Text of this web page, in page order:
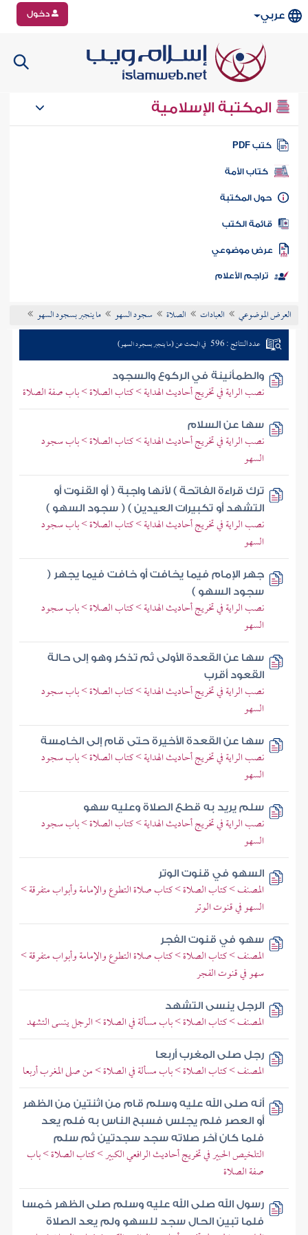
عربي دخول
المكتبة الإسلامية
كتب PDF
كتاب الأمة
المكتبة
الكتب
موضوعي
تراجم الأعلام
العرض الموضوعي العبادات الصلاة سجود السهو ما ينجبر بسجود السهو
عدد النتائج : 596 في البحث عن (ما ينجبر بسجود السهو)
والطمأنينة في الركوع والسجود
نصب الراية في تخريج أحاديث الهداية > كتاب الصلاة > باب صفة الصلاة
سها عن السلام
نصب الراية في تخريج أحاديث الهداية > كتاب الصلاة > باب سجود
السهو
ترك قراءة الفاتحة ) لأنها واجبة ( أو القنوت أو
التشهد أو تكبيرات العيدين ) ( سجود السهو )
نصب الراية في تخريج أحاديث الهداية > كتاب الصلاة > باب سجود
السهو
جهر الإمام فيما يخافت أو خافت فيما يجهر (
سجود السهو )
نصب الراية في تخريج أحاديث الهداية > كتاب الصلاة > باب سجود
السهو
سها عن القعدة الأولى ثم تذكر وهو إلى حالة
القعود أقرب
نصب الراية في تخريج أحاديث الهداية > كتاب الصلاة > باب سجود
السهو
سها عن القعدة الأخيرة حتى قام إلى الخامسة
نصب الراية في تخريج أحاديث الهداية > كتاب الصلاة > باب سجود
السهو
سلم يريد به قطع الصلاة وعليه سهو
نصب الراية في تخريج أحاديث الهداية > كتاب الصلاة > باب سجود
السهو
السهو في قنوت الوتر
المصنف > كتاب الصلاة > كتاب صلاة التطوع والإمامة وأبواب متفرقة >
السهو في قنوت الوتر
سهو في قنوت الفجر
المصنف > كتاب الصلاة > كتاب صلاة التطوع والإمامة وأبواب متفرقة >
سهو في قنوت الفجر
الرجل ينسى التشهد
المصنف > كتاب الصلاة > باب مسألة في الصلاة > الرجل ينسى التشهد
رجل صلى المغرب أربعا
المصنف > كتاب الصلاة > باب مسألة في الصلاة > من صلى المغرب أربعا
أنه صلى الله عليه وسلم قام من اثنتين من الظهر
أو العصر فلم يجلس فسبح الناس به فلم يعد
فلما كان آخر صلاته سجد سجدتين ثم سلم
التلخيص الحبير في تخريج أحاديث الرافعي الكبير > كتاب الصلاة > باب
صفة الصلاة
رسول الله صلى الله عليه وسلم صلى الظهر خمسا
فلما تبين الحال سجد للسهو ولم يعد الصلاة